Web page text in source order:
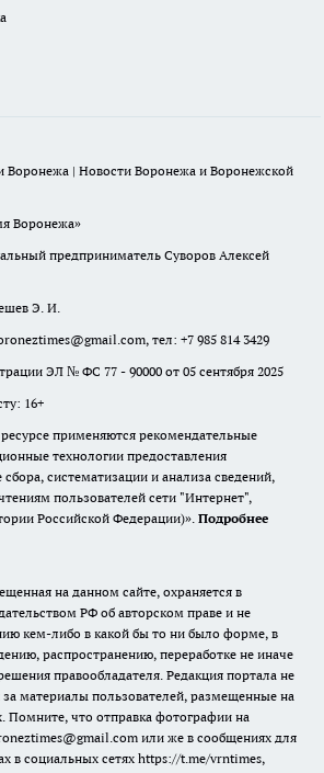
Воронежа | Новости Воронежа и Воронежской
Воронежа»
предприниматель Суворов Алексей
Э. И.
тел: +7 985 814 3429
ЭЛ № ФС 77 - 90000 от 05 сентября 2025
16+
применяются рекомендательные
технологии предоставления
систематизации и анализа сведений,
пользователей сети "Интернет",
Российской Федерации)». Подробнее
на данном сайте, охраняется в
РФ об авторском праве и не
кем-либо в какой бы то ни было форме, в
распространению, переработке не иначе
правообладателя. Редакция портала не
за материалы пользователей, размещенные на
Помните, что отправка фотографии на
или же в сообщениях для
в социальных сетях https://t.me/vrntimes,